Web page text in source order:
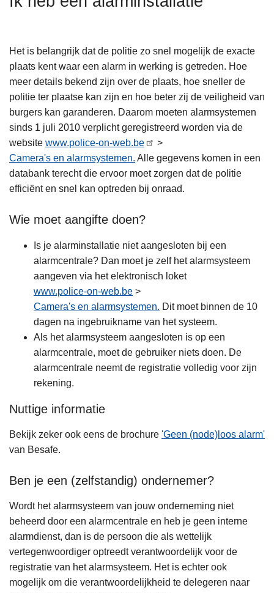
Het is belangrijk dat de politie zo snel mogelijk de exacte
plaats kent waar een alarm in werking is getreden. Hoe
meer details bekend zijn over de plaats, hoe sneller de
politie ter plaatse kan zijn en hoe beter zij de veiligheid van
burgers kan garanderen. Daarom moeten alarmsystemen
sinds 1 juli 2010 verplicht geregistreerd worden via de
website www.police-on-web.be
>
Camera's en alarmsystemen. Alle gegevens komen in een
databank terecht die ervoor moet zorgen dat de politie
efficiënt en snel kan optreden bij onraad.
Wie moet aangifte doen?
Is je alarminstallatie niet aangesloten bij een
alarmcentrale? Dan moet je zelf het alarmsysteem
aangeven via het elektronisch loket
www.police-on-web.be >
Camera's en alarmsystemen. Dit moet binnen de 10
dagen na ingebruikname van het systeem.
Als het alarmsysteem aangesloten is op een
alarmcentrale, moet de gebruiker niets doen. De
alarmcentrale neemt de registratie volledig voor zijn
rekening.
Nuttige informatie
Bekijk zeker ook eens de brochure 'Geen (node)loos alarm'
van Besafe.
Ben je een (zelfstandig) ondernemer?
Wordt het alarmsysteem van jouw onderneming niet
beheerd door een alarmcentrale en heb je geen interne
alarmdienst, dan is de persoon die als wettelijk
vertegenwoordiger optreedt verantwoordelijk voor de
registratie van het alarmsysteem. Het is echter ook
mogelijk om die verantwoordelijkheid te delegeren naar